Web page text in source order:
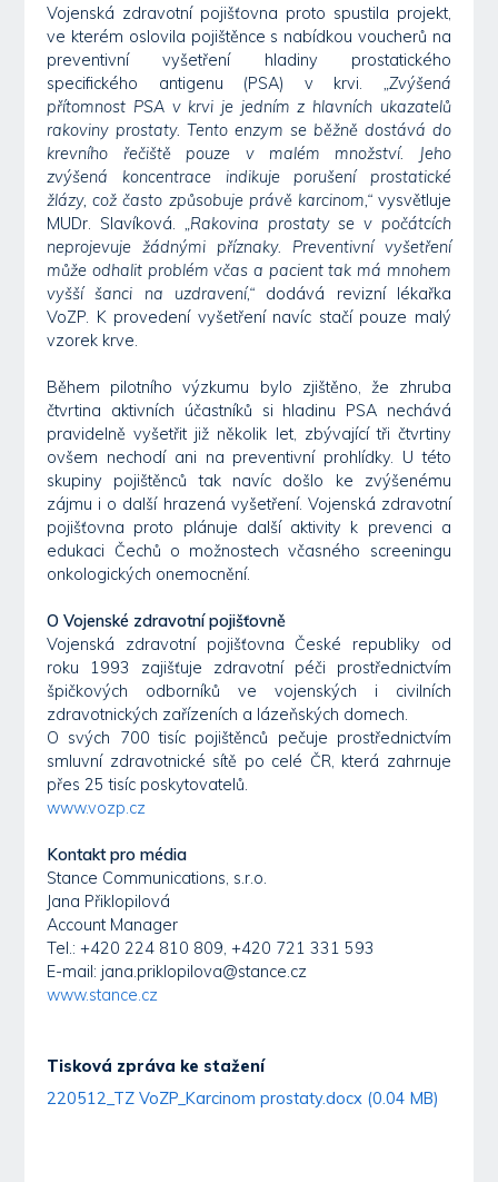
Vojenská zdravotní pojišťovna proto spustila projekt,
ve kterém oslovila pojištěnce s nabídkou voucherů na
preventivní vyšetření hladiny prostatického
specifického antigenu (PSA) v krvi.
„Zvýšená
přítomnost PSA v krvi je jedním z hlavních ukazatelů
rakoviny prostaty. Tento enzym se běžně dostává do
krevního řečiště pouze v malém množství. Jeho
zvýšená koncentrace indikuje porušení prostatické
žlázy, což často způsobuje právě karcinom,“vysvětluje
MUDr. Slavíková.
„Rakovina prostaty se v počátcích
neprojevuje žádnými příznaky. Preventivní vyšetření
může odhalit problém včas a pacient tak má mnohem
vyšší šanci na uzdravení,“ dodává revizní lékařka
VoZP. K provedení vyšetření navíc stačí pouze malý
vzorek krve.
Během pilotního výzkumu bylo zjištěno, že zhruba
čtvrtina aktivních účastníků si hladinu PSA nechává
pravidelně vyšetřit již několik let, zbývající tři čtvrtiny
ovšem nechodí ani na preventivní prohlídky. U této
skupiny pojištěnců tak navíc došlo ke zvýšenému
zájmu i o další hrazená vyšetření. Vojenská zdravotní
pojišťovna proto plánuje další aktivity k prevenci a
edukaci Čechů o možnostech včasného screeningu
onkologických onemocnění.
O Vojenské zdravotní pojišťovně
Vojenská zdravotní pojišťovna České republiky od
roku 1993 zajišťuje zdravotní péči prostřednictvím
špičkových odborníků ve vojenských i civilních
zdravotnických zařízeních a lázeňských domech.
O svých 700 tisíc pojištěnců pečuje prostřednictvím
smluvní zdravotnické sítě po celé ČR, která zahrnuje
přes 25 tisíc poskytovatelů.
www.vozp.cz
Kontakt pro média
Stance Communications, s.r.o.
Jana Přiklopilová
Account Manager
Tel.: +420 224 810 809, +420 721 331 593
E-mail: jana.priklopilova@stance.cz
www.stance.cz
Tisková zpráva ke stažení
220512_TZ VoZP_Karcinom prostaty.docx (0.04 MB)